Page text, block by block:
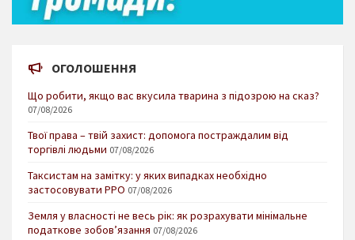
ОГОЛОШЕННЯ
Що робити, якщо вас вкусила тварина з підозрою на сказ?
07/08/2026
Твої права – твій захист: допомога постраждалим від
торгівлі людьми 07/08/2026
Таксистам на замітку: у яких випадках необхідно
застосовувати РРО 07/08/2026
Земля у власності не весь рік: як розрахувати мінімальне
податкове зобов’язання 07/08/2026